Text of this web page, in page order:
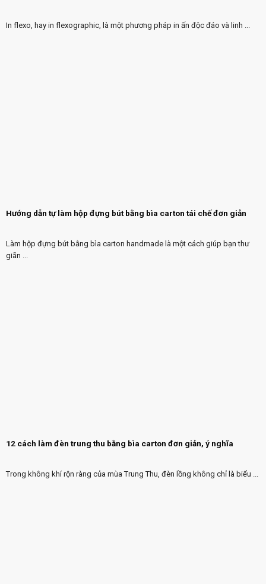
In flexo, hay in flexographic, là một phương pháp in ấn độc đáo và linh ...
Hướng dẫn tự làm hộp đựng bút bằng bìa carton tái chế đơn giản
Làm hộp đựng bút bằng bìa carton handmade là một cách giúp bạn thư
giãn ...
12 cách làm đèn trung thu bằng bìa carton đơn giản, ý nghĩa
Trong không khí rộn ràng của mùa Trung Thu, đèn lồng không chỉ là biểu ...